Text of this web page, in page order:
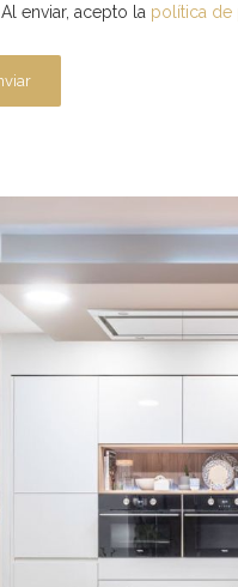
Al enviar, acepto la política de